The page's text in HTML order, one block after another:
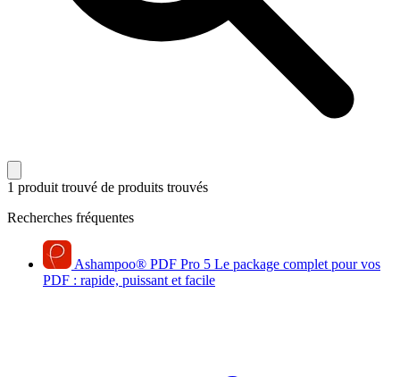
1 produit trouvé de produits trouvés
Recherches fréquentes
Ashampoo® PDF Pro 5 Le package complet pour vos
PDF : rapide, puissant et facile